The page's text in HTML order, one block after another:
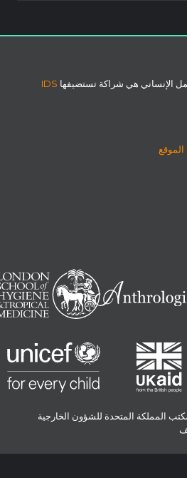
الإنساني هي شراكة تستضيفهاIDS
مكتب المملكة المتحدة للشؤون الخارجية